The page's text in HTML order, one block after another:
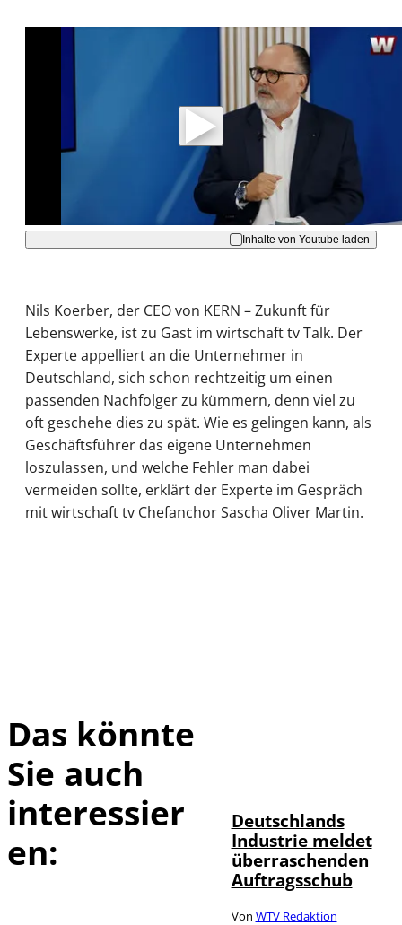
Mit der Wiedergabe dieses Videos werden
Daten an Youtube übertragen.
Hinweise dazu erhalten Sie in der Datenschutzerklärung
Akzeptieren
Inhalte von Youtube laden
Nils Koerber, der CEO von KERN – Zukunft für
Lebenswerke, ist zu Gast im wirtschaft tv Talk. Der
Experte appelliert an die Unternehmer in
Deutschland, sich schon rechtzeitig um einen
passenden Nachfolger zu kümmern, denn viel zu
oft geschehe dies zu spät. Wie es gelingen kann, als
Geschäftsführer das eigene Unternehmen
loszulassen, und welche Fehler man dabei
vermeiden sollte, erklärt der Experte im Gespräch
mit wirtschaft tv Chefanchor Sascha Oliver Martin.
Das könnte
Sie auch
interessier
en:
Deutschlands
Industrie meldet
überraschenden
Auftragsschub
Von WTV Redaktion